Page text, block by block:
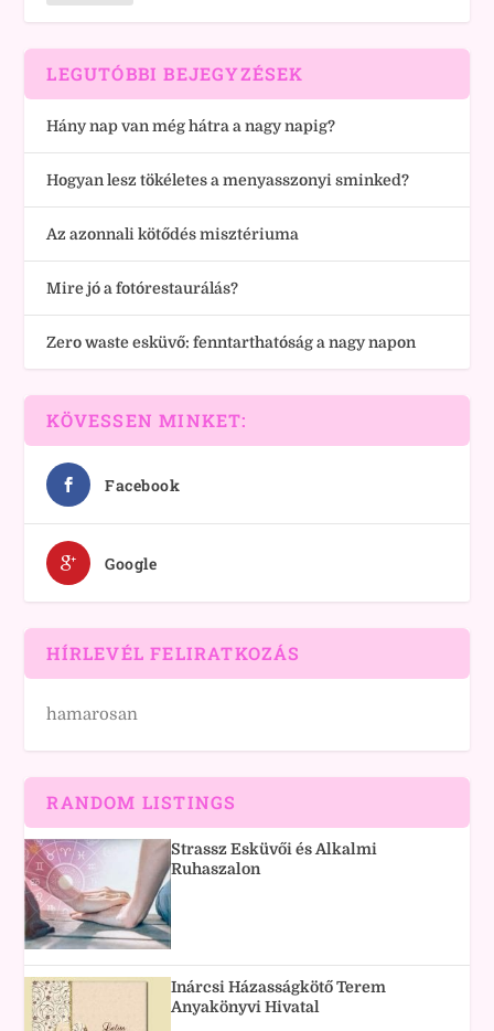
LEGUTÓBBI BEJEGYZÉSEK
Hány nap van még hátra a nagy napig?
Hogyan lesz tökéletes a menyasszonyi sminked?
Az azonnali kötődés misztériuma
Mire jó a fotórestaurálás?
Zero waste esküvő: fenntarthatóság a nagy napon
KÖVESSEN MINKET:
Facebook
Google
HÍRLEVÉL FELIRATKOZÁS
hamarosan
RANDOM LISTINGS
Strassz Esküvői és Alkalmi
Ruhaszalon
Inárcsi Házasságkötő Terem
Anyakönyvi Hivatal